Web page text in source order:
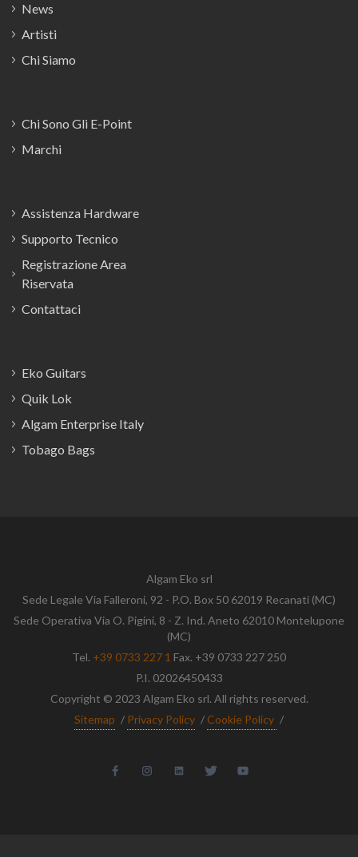
News
Artisti
Chi Siamo
Chi Sono Gli E-Point
Marchi
Assistenza Hardware
Supporto Tecnico
Registrazione Area
Riservata
Contattaci
Eko Guitars
Quik Lok
Algam Enterprise Italy
Tobago Bags
Algam Eko srl
Sede Legale Via Falleroni, 92 - P.O. Box 50 62019 Recanati (MC)
Sede Operativa Via O. Pigini, 8 - Z. Ind. Aneto 62010 Montelupone
(MC)
Tel. +39 0733 227 1 Fax. +39 0733 227 250
P.I. 02026450433
Copyright © 2023 Algam Eko srl. All rights reserved.
Sitemap / Privacy Policy / Cookie Policy /